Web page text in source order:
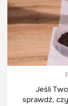
Jeśli
sprawdź,